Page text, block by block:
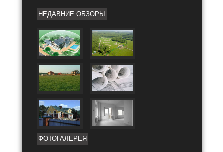
НЕДАВНИЕ ОБЗОРЫ
ФОТОГАЛЕРЕЯ